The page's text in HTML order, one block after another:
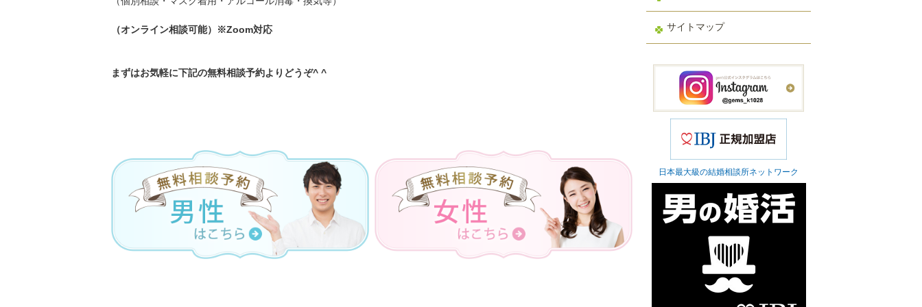
（オンライン相談可能）※Zoom対応
まずはお気軽に下記の無料相談予約よりどうぞ^ ^
サイトマップ
日本最大級の結婚相談所ネットワーク